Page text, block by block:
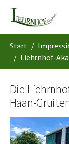
Start
Liehrnhof-
Die
Haan-Gruiten